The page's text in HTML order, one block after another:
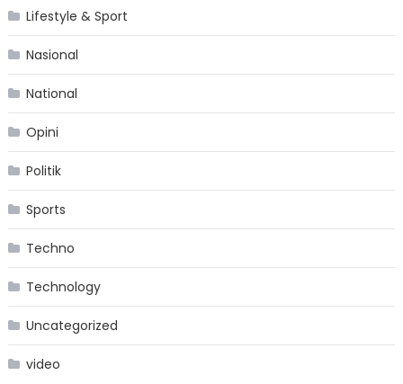
Lifestyle & Sport
Nasional
National
Opini
Politik
Sports
Techno
Technology
Uncategorized
video